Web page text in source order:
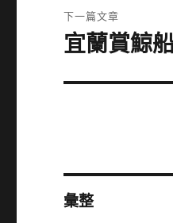
文
章:
下一篇文章
下
篇
宜蘭賞鯨
彙整